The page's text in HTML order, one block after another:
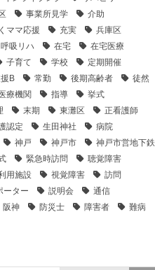
事業所見学
介助
ママ応援 充実
兵庫区
呼吸リハ 在宅
在宅医療
子育て 学校
定期開催
B 常勤 後期高齢者
徒然
療機関 指導
挙式
末期 東灘区
正看護師
認定 生田神社
病院
神戸 神戸市
神戸市営地下鉄
緊急時訪問
聴覚障害
用施設 視覚障害
訪問
ーター 説明会
通信
阪神 防災士 障害者
難病